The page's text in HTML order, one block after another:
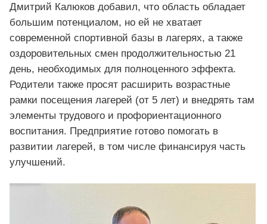
Дмитрий Калюков добавил, что область обладает
большим потенциалом, но ей не хватает
современной спортивной базы в лагерях, а также
оздоровительных смен продолжительностью 21
день, необходимых для полноценного эффекта.
Родители также просят расширить возрастные
рамки посещения лагерей (от 5 лет) и внедрять там
элементы трудового и профориентационного
воспитания. Предприятие готово помогать в
развитии лагерей, в том числе финансируя часть
улучшений.